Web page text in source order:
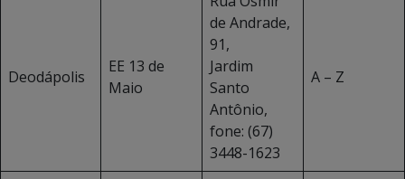
Deodápolis
EE 13 de
Maio
de Andrade,
91,
Jardim
Santo
Antônio,
fone: (67)
3448-1623
A – Z